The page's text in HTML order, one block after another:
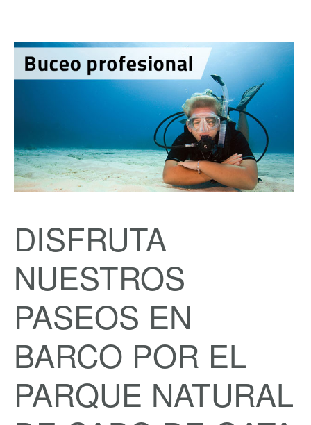
DISFRUTA
NUESTROS
PASEOS EN
BARCO POR EL
PARQUE NATURAL